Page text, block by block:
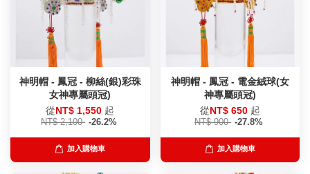
神明帽 - 鳳冠 - 柳絲(銀)彩珠
女神專屬頭冠)
從NT$ 1,550 起
NT$ 2,100 -26.2%
加入購物車
神明帽 - 鳳冠 - 電金絨球(女
神專屬頭冠)
從NT$ 650 起
NT$ 900 -27.8%
加入購物車